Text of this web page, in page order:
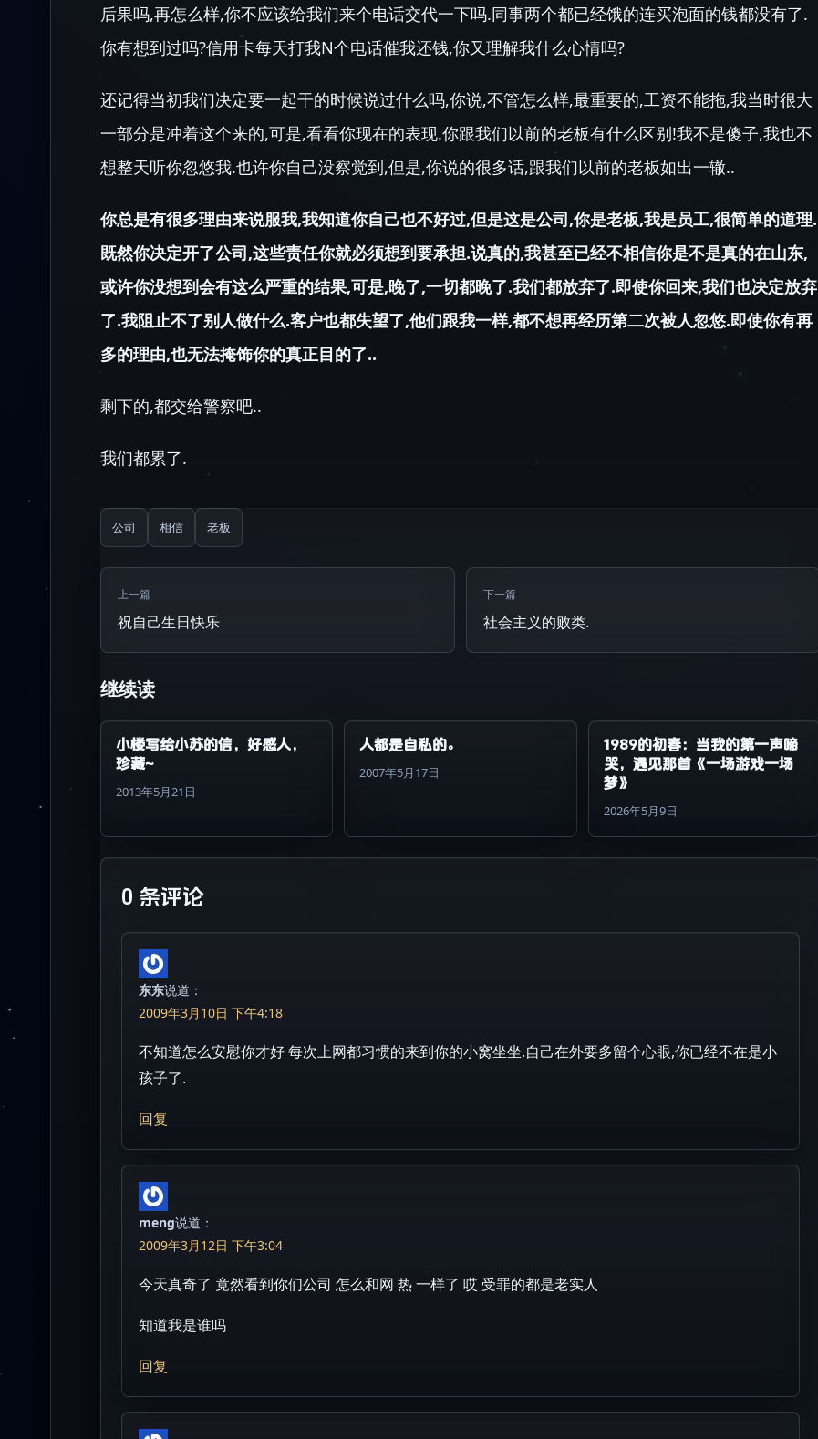
后果吗,再怎么样,你不应该给我们来个电话交代一下吗.同事两个都已经饿的连买泡面的钱都没有了.
你有想到过吗?信用卡每天打我N个电话催我还钱,你又理解我什么心情吗?
还记得当初我们决定要一起干的时候说过什么吗,你说,不管怎么样,最重要的,工资不能拖,我当时很大
一部分是冲着这个来的,可是,看看你现在的表现.你跟我们以前的老板有什么区别!我不是傻子,我也不
想整天听你忽悠我.也许你自己没察觉到,但是,你说的很多话,跟我们以前的老板如出一辙..
你总是有很多理由来说服我,我知道你自己也不好过,但是这是公司,你是老板,我是员工,很简单的道理.
既然你决定开了公司,这些责任你就必须想到要承担.说真的,我甚至已经不相信你是不是真的在山东,
或许你没想到会有这么严重的结果,可是,晚了,一切都晚了.我们都放弃了.即使你回来,我们也决定放弃
了.我阻止不了别人做什么.客户也都失望了,他们跟我一样,都不想再经历第二次被人忽悠.即使你有再
多的理由,也无法掩饰你的真正目的了..
剩下的,都交给警察吧..
我们都累了.
公司 相信 老板
上一篇
祝自己生日快乐
下一篇
社会主义的败类.
继续读
小楼写给小苏的信，好感人，
珍藏~
2013年5月21日
人都是自私的。
2007年5月17日
1989的初春：当我的第一声啼
哭，遇见那首《一场游戏一场
梦》
2026年5月9日
0 条评论
东东说道：
2009年3月10日 下午4:18
不知道怎么安慰你才好 每次上网都习惯的来到你的小窝坐坐.自己在外要多留个心眼,你已经不在是小
孩子了.
回复
meng说道：
2009年3月12日 下午3:04
今天真奇了 竟然看到你们公司 怎么和网 热 一样了 哎 受罪的都是老实人
知道我是谁吗
回复